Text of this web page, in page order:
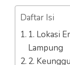
Daftar Isi
1. Lokasi
Lampung
2.